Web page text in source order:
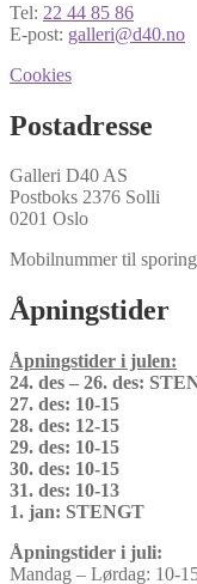
Tel: 22 44 85 86
E-post: galleri@d40.no
Cookies
Postadresse
Galleri D40 AS
Postboks 2376 Solli
0201 Oslo
Mobilnummer til
Åpningstider
Åpningstider i julen:
24. des – 26. des:
27. des: 10-15
28. des: 12-15
29. des: 10-15
30. des: 10-15
31. des: 10-13
1. jan: STENGT
Åpningstider i juli:
Mandag – Lørdag: 10-